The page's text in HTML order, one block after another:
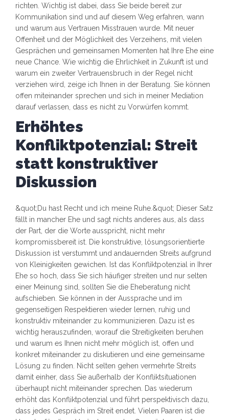
richten. Wichtig ist dabei, dass Sie beide bereit zur
Kommunikation sind und auf diesem Weg erfahren, wann
und warum aus Vertrauen Misstrauen wurde. Mit neuer
Offenheit und der Möglichkeit des Verzeihens, mit vielen
Gesprächen und gemeinsamen Momenten hat Ihre Ehe eine
neue Chance. Wie wichtig die Ehrlichkeit in Zukunft ist und
warum ein zweiter Vertrauensbruch in der Regel nicht
verziehen wird, zeige ich Ihnen in der Beratung. Sie können
offen miteinander sprechen und sich in meiner Mediation
darauf verlassen, dass es nicht zu Vorwürfen kommt.
Erhöhtes
Konfliktpotenzial: Streit
statt konstruktiver
Diskussion
&quot;Du hast Recht und ich meine Ruhe.&quot; Dieser Satz
fällt in mancher Ehe und sagt nichts anderes aus, als dass
der Part, der die Worte ausspricht, nicht mehr
kompromissbereit ist. Die konstruktive, lösungsorientierte
Diskussion ist verstummt und andauernden Streits aufgrund
von Kleinigkeiten gewichen. Ist das Konfliktpotenzial in Ihrer
Ehe so hoch, dass Sie sich häufiger streiten und nur selten
einer Meinung sind, sollten Sie die Eheberatung nicht
aufschieben. Sie können in der Aussprache und im
gegenseitigen Respektieren wieder lernen, ruhig und
konstruktiv miteinander zu kommunizieren. Dazu ist es
wichtig herauszufinden, worauf die Streitigkeiten beruhen
und warum es Ihnen nicht mehr möglich ist, offen und
konkret miteinander zu diskutieren und eine gemeinsame
Lösung zu finden. Nicht selten gehen vermehrte Streits
damit einher, dass Sie außerhalb der Konfliktsituationen
überhaupt nicht miteinander sprechen. Das wiederum
erhöht das Konfliktpotenzial und führt perspektivisch dazu,
dass jedes Gespräch im Streit endet. Vielen Paaren ist die